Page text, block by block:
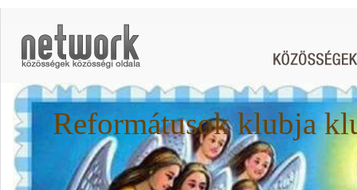
Reformátusok klubja